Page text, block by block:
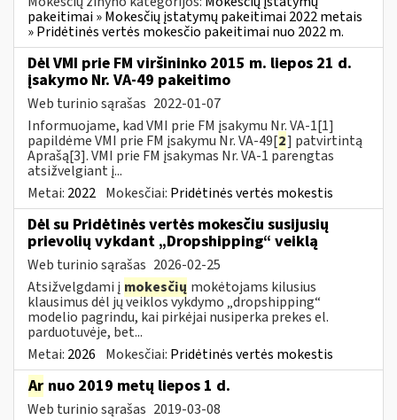
pakeitimai » Mokesčių įstatymų pakeitimai 2022 metais
» Pridėtinės vertės mokesčio pakeitimai nuo 2022 m.
Dėl VMI prie FM viršininko 2015 m. liepos 21 d.
įsakymo Nr. VA-49 pakeitimo
Web turinio sąrašas 2022-01-07
Informuojame, kad VMI prie FM įsakymu Nr. VA-1[1]
papildėme VMI prie FM įsakymu Nr. VA-49[2] patvirtintą
Aprašą[3]. VMI prie FM įsakymas Nr. VA-1 parengtas
atsižvelgiant į...
Metai: 2022 Mokesčiai: Pridėtinės vertės mokestis
Dėl su Pridėtinės vertės mokesčiu susijusių
prievolių vykdant „Dropshipping“ veiklą
Web turinio sąrašas 2026-02-25
Atsižvelgdami į mokesčių mokėtojams kilusius
klausimus dėl jų veiklos vykdymo „dropshipping“
modelio pagrindu, kai pirkėjai nusiperka prekes el.
parduotuvėje, bet...
Metai: 2026 Mokesčiai: Pridėtinės vertės mokestis
Ar nuo 2019 metų liepos 1 d.
Web turinio sąrašas 2019-03-08